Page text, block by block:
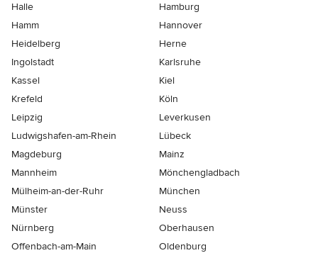
Halle
Hamburg
Hamm
Hannover
Heidelberg
Herne
Ingolstadt
Karlsruhe
Kassel
Kiel
Krefeld
Köln
Leipzig
Leverkusen
Ludwigshafen-am-Rhein
Lübeck
Magdeburg
Mainz
Mannheim
Mönchen­gladbach
Mülheim-an-der-Ruhr
München
Münster
Neuss
Nürnberg
Oberhausen
Offenbach-am-Main
Oldenburg